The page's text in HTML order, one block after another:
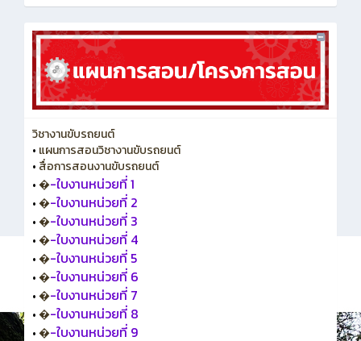
วิชางานขับรถยนต์
• แผนการสอนวิชางานขับรถยนต์
• สื่อการสอนงานขับรถยนต์
•�-ใบงานหน่วยที่ 1
•�-ใบงานหน่วยที่ 2
•�-ใบงานหน่วยที่ 3
•�-ใบงานหน่วยที่ 4
•�-ใบงานหน่วยที่ 5
•�-ใบงานหน่วยที่ 6
•�-ใบงานหน่วยที่ 7
•�-ใบงานหน่วยที่ 8
•�-ใบงานหน่วยที่ 9